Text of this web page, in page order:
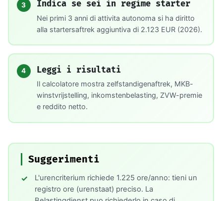
3 Indica se sei in regime starter
Nei primi 3 anni di attivita autonoma si ha diritto
alla startersaftrek aggiuntiva di 2.123 EUR (2026).
4 Leggi i risultati
Il calcolatore mostra zelfstandigenaftrek, MKB-
winstvrijstelling, inkomstenbelasting, ZVW-premie
e reddito netto.
Suggerimenti
L'urencriterium richiede 1.225 ore/anno: tieni un
registro ore (urenstaat) preciso. La